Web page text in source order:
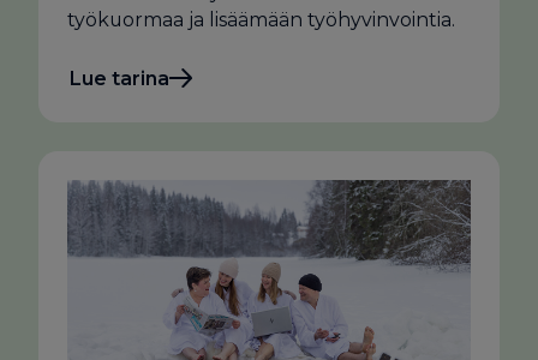
työkuormaa ja lisäämään työhyvinvointia.
Lue tarina